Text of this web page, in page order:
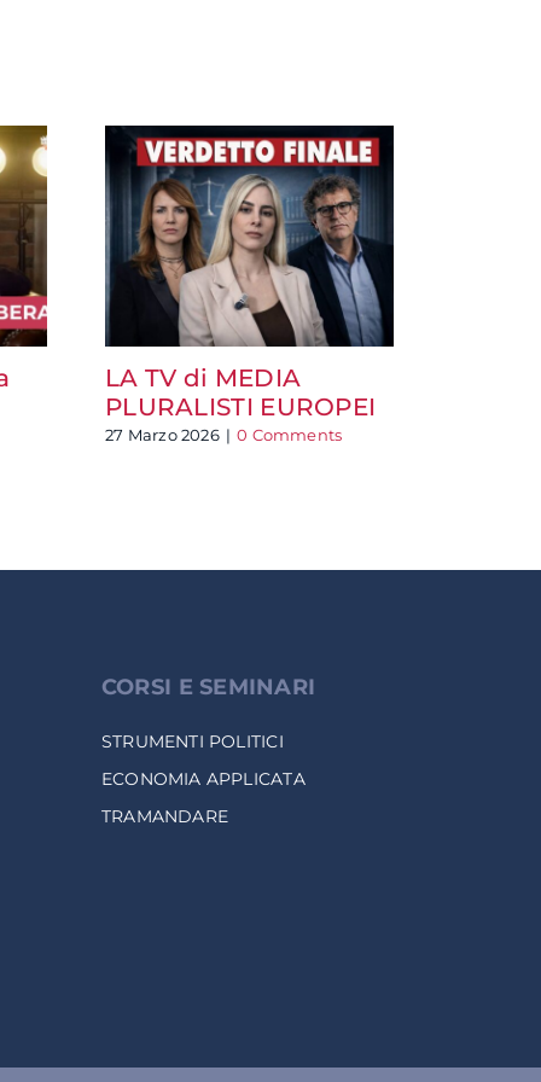
LA TV di MEDIA
PLURALISTI EUROPEI
27 Marzo 2026 | 0 Comments
CORSI E SEMINARI
STRUMENTI POLITICI
ECONOMIA APPLICATA
TRAMANDARE